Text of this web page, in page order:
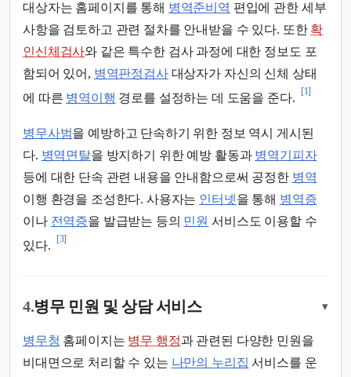
대상자는 홈페이지를 통해 병역준비역 편입에 관한 세부
사항을 검토하고 관련 절차를 안내받을 수 있다. 또한 확
인신체검사와 같은 특수한 검사 과정에 대한 정보도 포
함되어 있어, 병역판정검사대상자가 자신의 신체 상태
에 따른 병역이행 경로를 설정하는 데 도움을 준다.
[1]
병무사범을 예방하고 단속하기 위한 정보 역시 게시된
다. 병역면탈을 방지하기 위한 예방 활동과 병역기피자
등에 대한 단속 관련 내용을 안내함으로써 공정한 병역
이행 환경을 조성한다. 사용자는 인터넷을 통해 병역증
이나 전역증을 발급받는 등의 민원 서비스도 이용할 수
있다.
[3]
4.병무 민원 및 상담 서비스 ▾
병무청 홈페이지는 병무 행정과 관련된 다양한 민원을
비대면으로 처리할 수 있는 나만의 누리집 서비스를 운